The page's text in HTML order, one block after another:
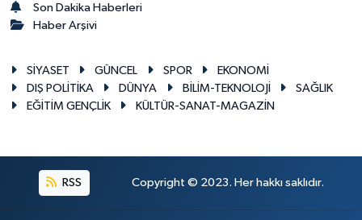
Son Dakika Haberleri
Haber Arşivi
SİYASET GÜNCEL SPOR
EKONOMİ
DIŞ POLİTİKA
DÜNYA BİLİM-TEKNOLOJİ
SAĞLIK
EĞİTİM GENÇLİK
KÜLTÜR-SANAT-MAGAZİN
RSS Copyright © 2023. Her hakkı saklıdır.